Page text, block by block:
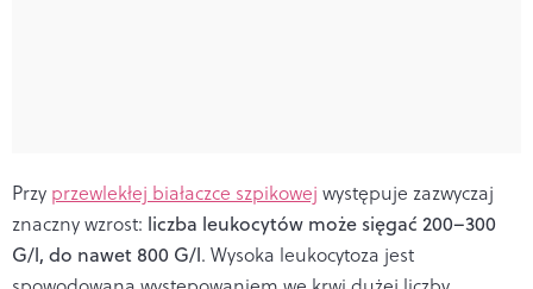
Przy przewlekłej białaczce szpikowej występuje zazwyczaj
znaczny wzrost: liczba leukocytów może sięgać 200–300
G/l, do nawet 800 G/l. Wysoka leukocytoza jest